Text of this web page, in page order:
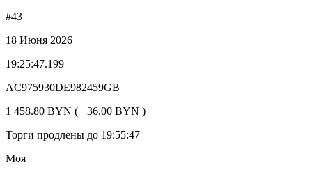
#43
18 Июня 2026
19:25:47.199
AC975930DE982459GB
1 458.80 BYN ( +36.00 BYN )
Торги продлены до 19:55:47
Моя